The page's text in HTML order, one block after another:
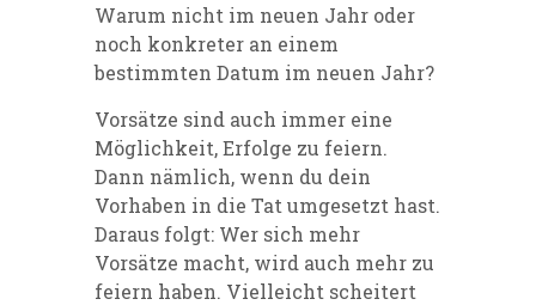
Warum nicht im neuen Jahr oder
noch konkreter an einem
bestimmten Datum im neuen Jahr?
Vorsätze sind auch immer eine
Möglichkeit, Erfolge zu feiern.
Dann nämlich, wenn du dein
Vorhaben in die Tat umgesetzt hast.
Daraus folgt: Wer sich mehr
Vorsätze macht, wird auch mehr zu
feiern haben. Vielleicht scheitert